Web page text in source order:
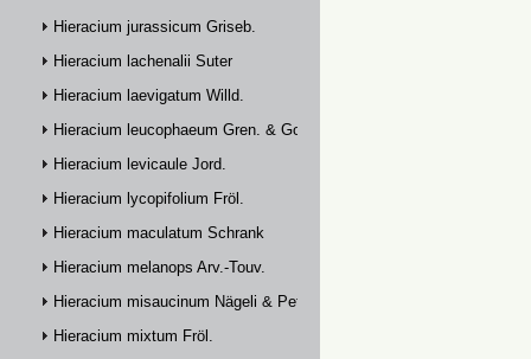
Hieracium jurassicum Griseb.
Hieracium lachenalii Suter
Hieracium laevigatum Willd.
Hieracium leucophaeum Gren. & Godr.
Hieracium levicaule Jord.
Hieracium lycopifolium Fröl.
Hieracium maculatum Schrank
Hieracium melanops Arv.-Touv.
Hieracium misaucinum Nägeli & Peter
Hieracium mixtum Fröl.